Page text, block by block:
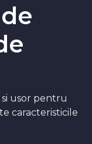
usor pentru
caracteristicile